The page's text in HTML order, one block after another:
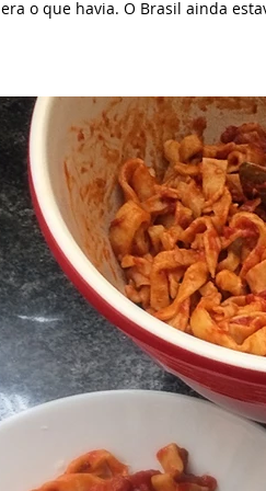
era o que havia. O Brasil ainda